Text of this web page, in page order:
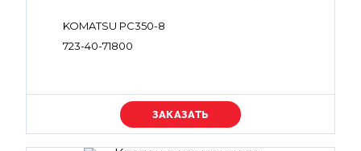
KOMATSU PC350-8
723-40-71800
Уточняйте цену